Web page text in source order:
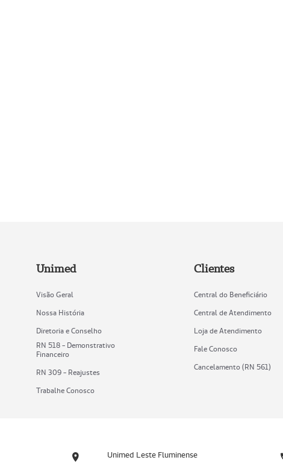
Unimed
Visão Geral
Nossa História
Diretoria e Conselho
RN 518 - Demonstrativo
Financeiro
RN 309 - Reajustes
Trabalhe Conosco
Clientes
Central do Beneficiário
Central de Atendimento
Loja de Atendimento
Fale Conosco
Cancelamento (RN 561)
Unimed Leste Fluminense